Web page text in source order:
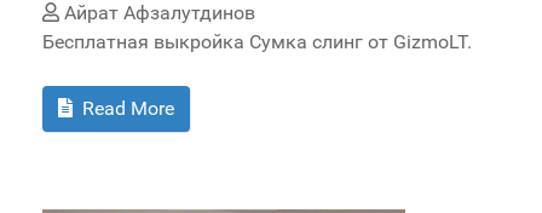
Айрат Афзалутдинов
Бесплатная выкройка Сумка слинг от GizmoLT.
Read More